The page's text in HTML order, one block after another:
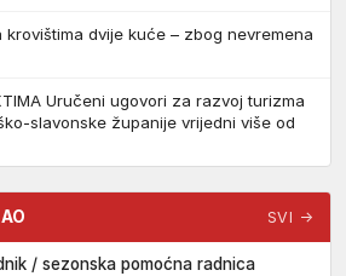
krovištima dvije kuće – zbog nevremena
Uručeni ugovori za razvoj turizma
slavonske županije vrijedni više od
SVI →
/ sezonska pomoćna radnica